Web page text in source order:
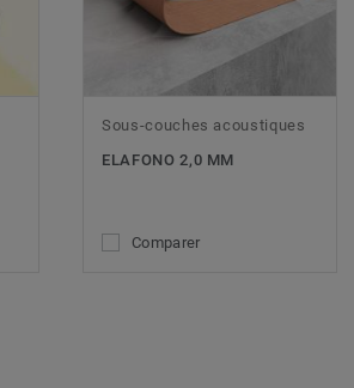
Sous-couches acoustiques
ELAFONO 2,0 MM
Comparer